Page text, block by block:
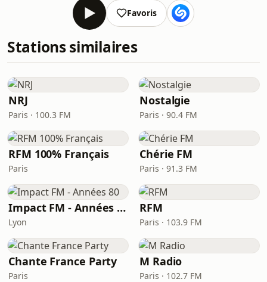
Favoris
Stations similaires
NRJ
Paris · 100.3 FM
Nostalgie
Paris · 90.4 FM
RFM 100% Français
Paris
Chérie FM
Paris · 91.3 FM
Impact FM - Années 80
Lyon
RFM
Paris · 103.9 FM
Chante France Party
Paris
M Radio
Paris · 102.7 FM